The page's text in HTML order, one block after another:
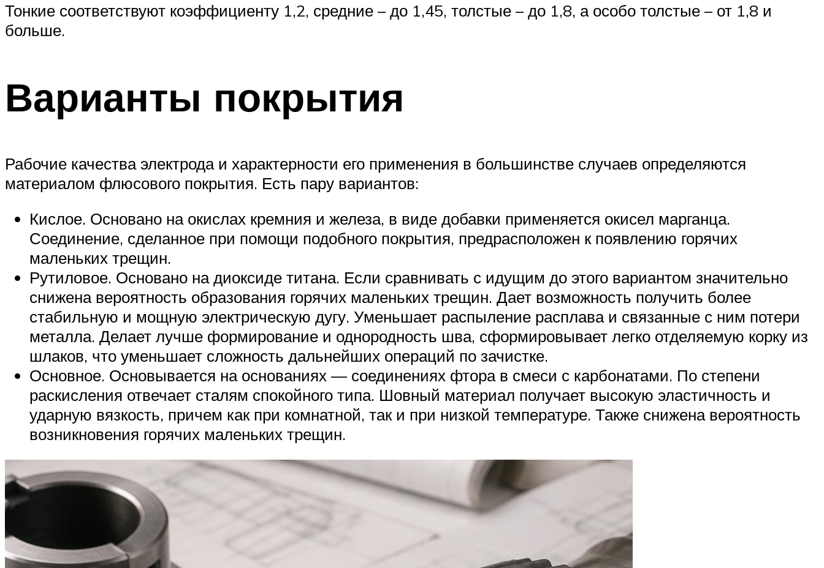
Тонкие соответствуют коэффициенту 1,2, средние – до 1,45, толстые – до 1,8, а особо толстые – от 1,8 и
больше.
Варианты покрытия
Рабочие качества электрода и характерности его применения в большинстве случаев определяются
материалом флюсового покрытия. Есть пару вариантов:
Кислое. Основано на окислах кремния и железа, в виде добавки применяется окисел марганца.
Соединение, сделанное при помощи подобного покрытия, предрасположен к появлению горячих
маленьких трещин.
Рутиловое. Основано на диоксиде титана. Если сравнивать с идущим до этого вариантом значительно
снижена вероятность образования горячих маленьких трещин. Дает возможность получить более
стабильную и мощную электрическую дугу. Уменьшает распыление расплава и связанные с ним потери
металла. Делает лучше формирование и однородность шва, сформировывает легко отделяемую корку из
шлаков, что уменьшает сложность дальнейших операций по зачистке.
Основное. Основывается на основаниях — соединениях фтора в смеси с карбонатами. По степени
раскисления отвечает сталям спокойного типа. Шовный материал получает высокую эластичность и
ударную вязкость, причем как при комнатной, так и при низкой температуре. Также снижена вероятность
возникновения горячих маленьких трещин.